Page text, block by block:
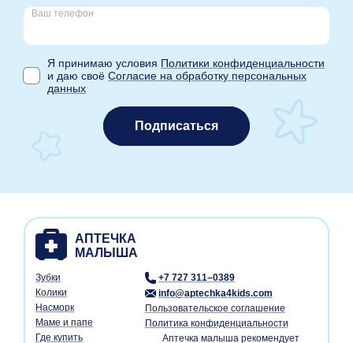
Ваш телефон
Я принимаю условия Политики конфиденциальности
и даю своё Согласие на обработку персональных
данных
Подписаться
Зубки
Колики
Насморк
Маме и папе
Где купить
Пользовательское соглашение
Политика конфиденциальности
+7 727 311–0389
info@aptechka4kids.com
Аптечка малыша рекомендует